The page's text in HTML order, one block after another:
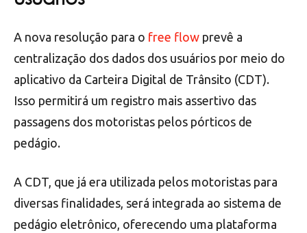
A nova resolução para o free flow prevê a
centralização dos dados dos usuários por meio do
aplicativo da Carteira Digital de Trânsito (CDT).
Isso permitirá um registro mais assertivo das
passagens dos motoristas pelos pórticos de
pedágio.
A CDT, que já era utilizada pelos motoristas para
diversas finalidades, será integrada ao sistema de
pedágio eletrônico, oferecendo uma plataforma